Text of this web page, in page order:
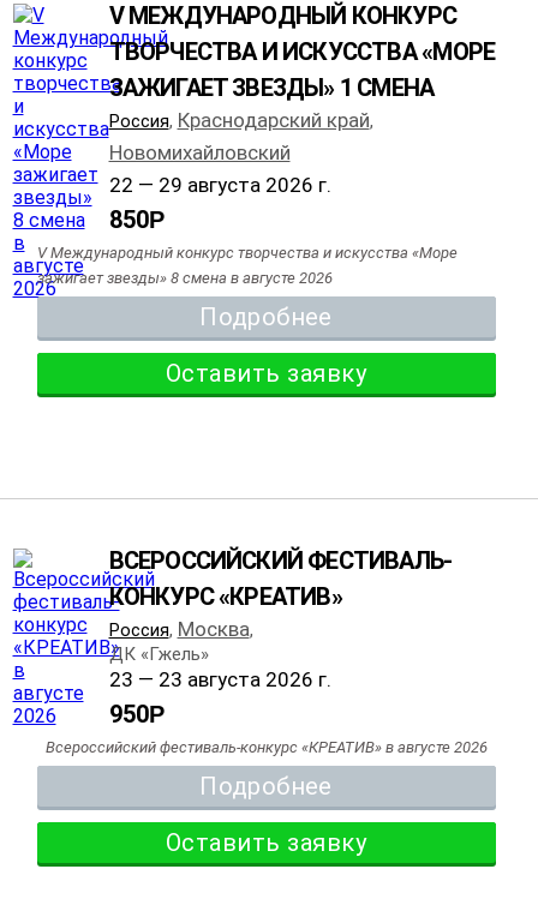
V МЕЖДУНАРОДНЫЙ КОНКУРС
ТВОРЧЕСТВА И ИСКУССТВА «МОРЕ
ЗАЖИГАЕТ ЗВЕЗДЫ» 1 СМЕНА
Россия, Краснодарский край,
Новомихайловский
22 — 29 августа 2026 г.
850Р
V Международный конкурс творчества и искусства «Море
зажигает звезды» 8 смена в августе 2026
Подробнее
Оставить заявку
ВСЕРОССИЙСКИЙ ФЕСТИВАЛЬ-
КОНКУРС «КРЕАТИВ»
Россия, Москва,
ДК «Гжель»
23 — 23 августа 2026 г.
950Р
Всероссийский фестиваль-конкурс «КРЕАТИВ» в августе 2026
Подробнее
Оставить заявку